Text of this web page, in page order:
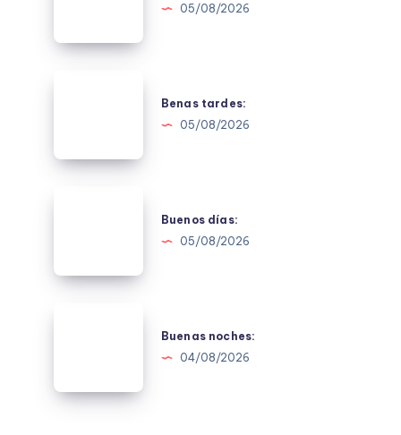
05/08/2026
Benas tardes:
05/08/2026
Buenos días:
05/08/2026
Buenas noches:
04/08/2026